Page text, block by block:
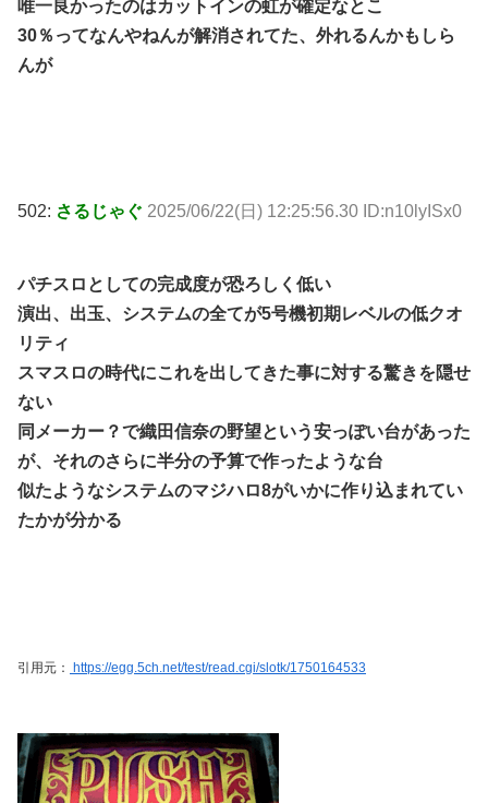
唯一良かったのはカットインの虹が確定なとこ
30％ってなんやねんが解消されてた、外れるんかもしら
んが
502: さるじゃぐ 2025/06/22(日) 12:25:56.30 ID:n10lyISx0
パチスロとしての完成度が恐ろしく低い
演出、出玉、システムの全てが5号機初期レベルの低クオ
リティ
スマスロの時代にこれを出してきた事に対する驚きを隠せ
ない
同メーカー？で織田信奈の野望という安っぽい台があった
が、それのさらに半分の予算で作ったような台
似たようなシステムのマジハロ8がいかに作り込まれてい
たかが分かる
引用元： https://egg.5ch.net/test/read.cgi/slotk/1750164533